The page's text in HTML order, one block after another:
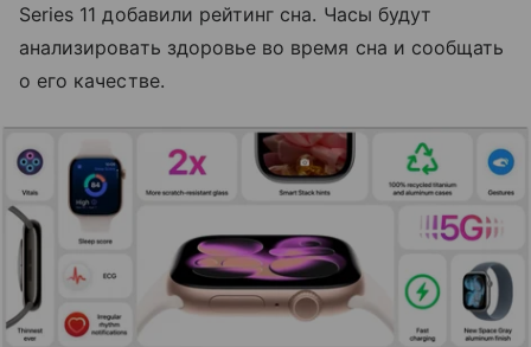
Series 11 добавили рейтинг сна. Часы будут
анализировать здоровье во время сна и сообщать
о его качестве.